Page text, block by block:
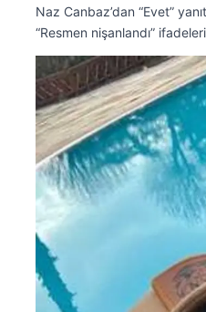
Naz Canbaz’dan “Evet”
“Resmen nişanlandı”